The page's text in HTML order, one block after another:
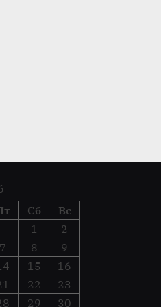
Сб
Вс
1
2
7 8
9
15
16
22
23
29 30